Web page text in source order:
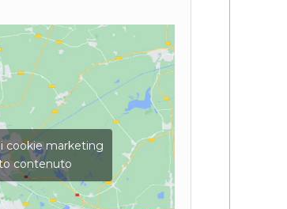
cookie marketing
contenuto